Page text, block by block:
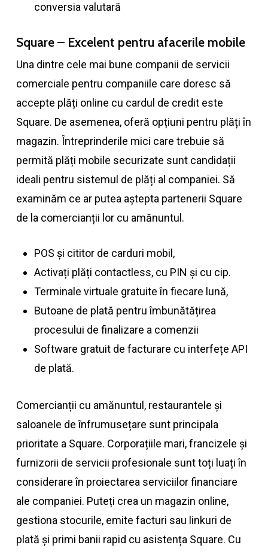
conversia valutară
Square – Excelent pentru afacerile mobile
Una dintre cele mai bune companii de servicii
comerciale pentru companiile care doresc să
accepte plăți online cu cardul de credit este
Square. De asemenea, oferă opțiuni pentru plăți în
magazin. Întreprinderile mici care trebuie să
permită plăți mobile securizate sunt candidații
ideali pentru sistemul de plăți al companiei. Să
examinăm ce ar putea aștepta partenerii Square
de la comercianții lor cu amănuntul.
POS și cititor de carduri mobil,
Activați plăți contactless, cu PIN și cu cip.
Terminale virtuale gratuite în fiecare lună,
Butoane de plată pentru îmbunătățirea
procesului de finalizare a comenzii
Software gratuit de facturare cu interfețe API
de plată.
Comercianții cu amănuntul, restaurantele și
saloanele de înfrumusețare sunt principala
prioritate a Square. Corporațiile mari, francizele și
furnizorii de servicii profesionale sunt toți luați în
considerare în proiectarea serviciilor financiare
ale companiei. Puteți crea un magazin online,
gestiona stocurile, emite facturi sau linkuri de
plată și primi banii rapid cu asistența Square. Cu